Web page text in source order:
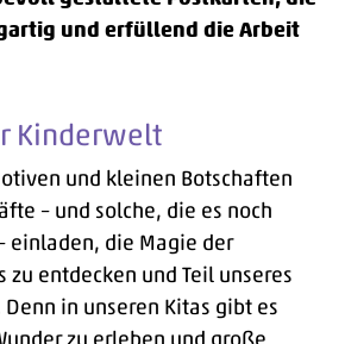
und erfüllend die Arbeit
Kinderwelt
und kleinen Botschaften
– und solche, die es noch
einladen, die Magie der
entdecken und Teil unseres
in unseren Kitas gibt es
zu erleben und große